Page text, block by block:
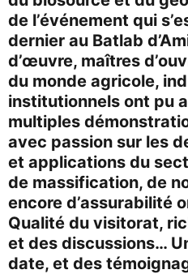
de l’événement qui
dernier au Batlab
d’œuvre, maîtres
du monde agricole,
institutionnels ont pu
multiples
avec passion sur les
et applications du
de massification, de
encore d’assurabilité
Qualité du visitorat,
et des discussions…
date, et des